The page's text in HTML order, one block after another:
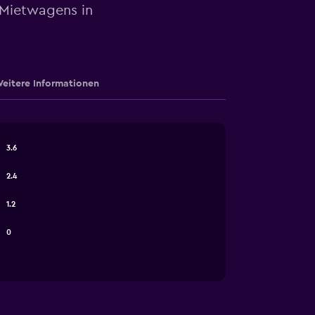
in
Informationen
0
1.2
2.4
3.6